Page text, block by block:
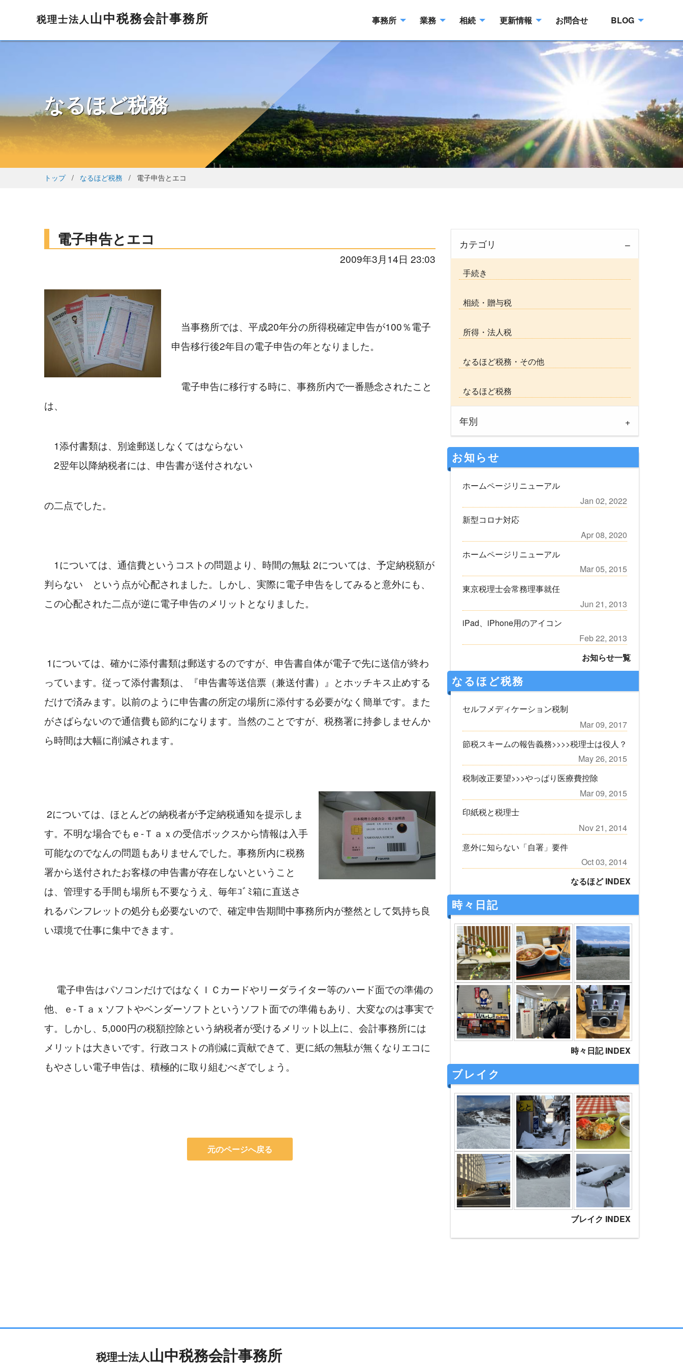
税理士法人山中税務会計事務所 事務所 業務 相続 更新情報 お問合せ BLOG
なるほど税務
トップ なるほど税務 電子申告とエコ
電子申告とエコ
2009年3月14日 23:03
当事務所では、平成20年分の所得税確定申告が100％電子
申告移行後2年目の電子申告の年となりました。
電子申告に移行する時に、事務所内で一番懸念されたこと
は、
1添付書類は、別途郵送しなくてはならない
2翌年以降納税者には、申告書が送付されない
の二点でした。
1については、通信費というコストの問題より、時間の無駄 2については、予定納税額が
判らない　という点が心配されました。しかし、実際に電子申告をしてみると意外にも、
この心配された二点が逆に電子申告のメリットとなりました。
っています。従って添付書類は、『申告書等送信票（兼送付書）』とホッチキス止めする
だけで済みます。以前のように申告書の所定の場所に添付する必要がなく簡単です。また
がさばらないので通信費も節約になります。当然のことですが、税務署に持参しませんか
ら時間は大幅に削減されます。
す。不明な場合でもｅ-Ｔａｘの受信ボックスから情報は入手
可能なのでなんの問題もありませんでした。事務所内に税務
署から送付されたお客様の申告書が存在しないということ
は、管理する手間も場所も不要なうえ、毎年ｺﾞﾐ箱に直送さ
れるパンフレットの処分も必要ないので、確定申告期間中事務所内が整然として気持ち良
い環境で仕事に集中できます。
他、ｅ-Ｔａｘソフトやベンダーソフトというソフト面での準備もあり、大変なのは事実で
す。しかし、5,000円の税額控除という納税者が受けるメリット以上に、会計事務所には
メリットは大きいです。行政コストの削減に貢献できて、更に紙の無駄が無くなりエコに
もやさしい電子申告は、積極的に取り組むべぎでしょう。
元のページへ戻る
カテゴリ
手続き
相続・贈与税
所得・法人税
なるほど税務・その他
なるほど税務
年別
お知らせ
ホームページリニューアル
Jan 02, 2022
新型コロナ対応
Apr 08, 2020
ホームページリニューアル
Mar 05, 2015
東京税理士会常務理事就任
Jun 21, 2013
iPad、iPhone用のアイコン
Feb 22, 2013
お知らせ一覧
なるほど税務
セルフメディケーション税制
Mar 09, 2017
節税スキームの報告義務>>>>税理士は役人？
May 26, 2015
税制改正要望>>>やっぱり医療費控除
Mar 09, 2015
印紙税と税理士
Nov 21, 2014
意外に知らない「自署」要件
Oct 03, 2014
なるほど INDEX
時々日記
時々日記 INDEX
ブレイク
ブレイク INDEX
税理士法人山中税務会計事務所